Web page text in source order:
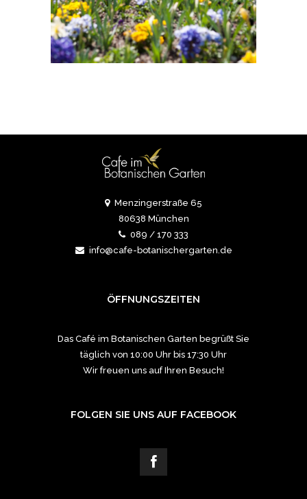
Menzingerstraße 65
80638 München
089 / 170 333
info@cafe-botanischergarten.de
ÖFFNUNGSZEITEN
Das Café im Botanischen Garten begrüßt Sie
täglich von 10:00 Uhr bis 17:30 Uhr
Wir freuen uns auf Ihren Besuch!
FOLGEN SIE UNS AUF FACEBOOK